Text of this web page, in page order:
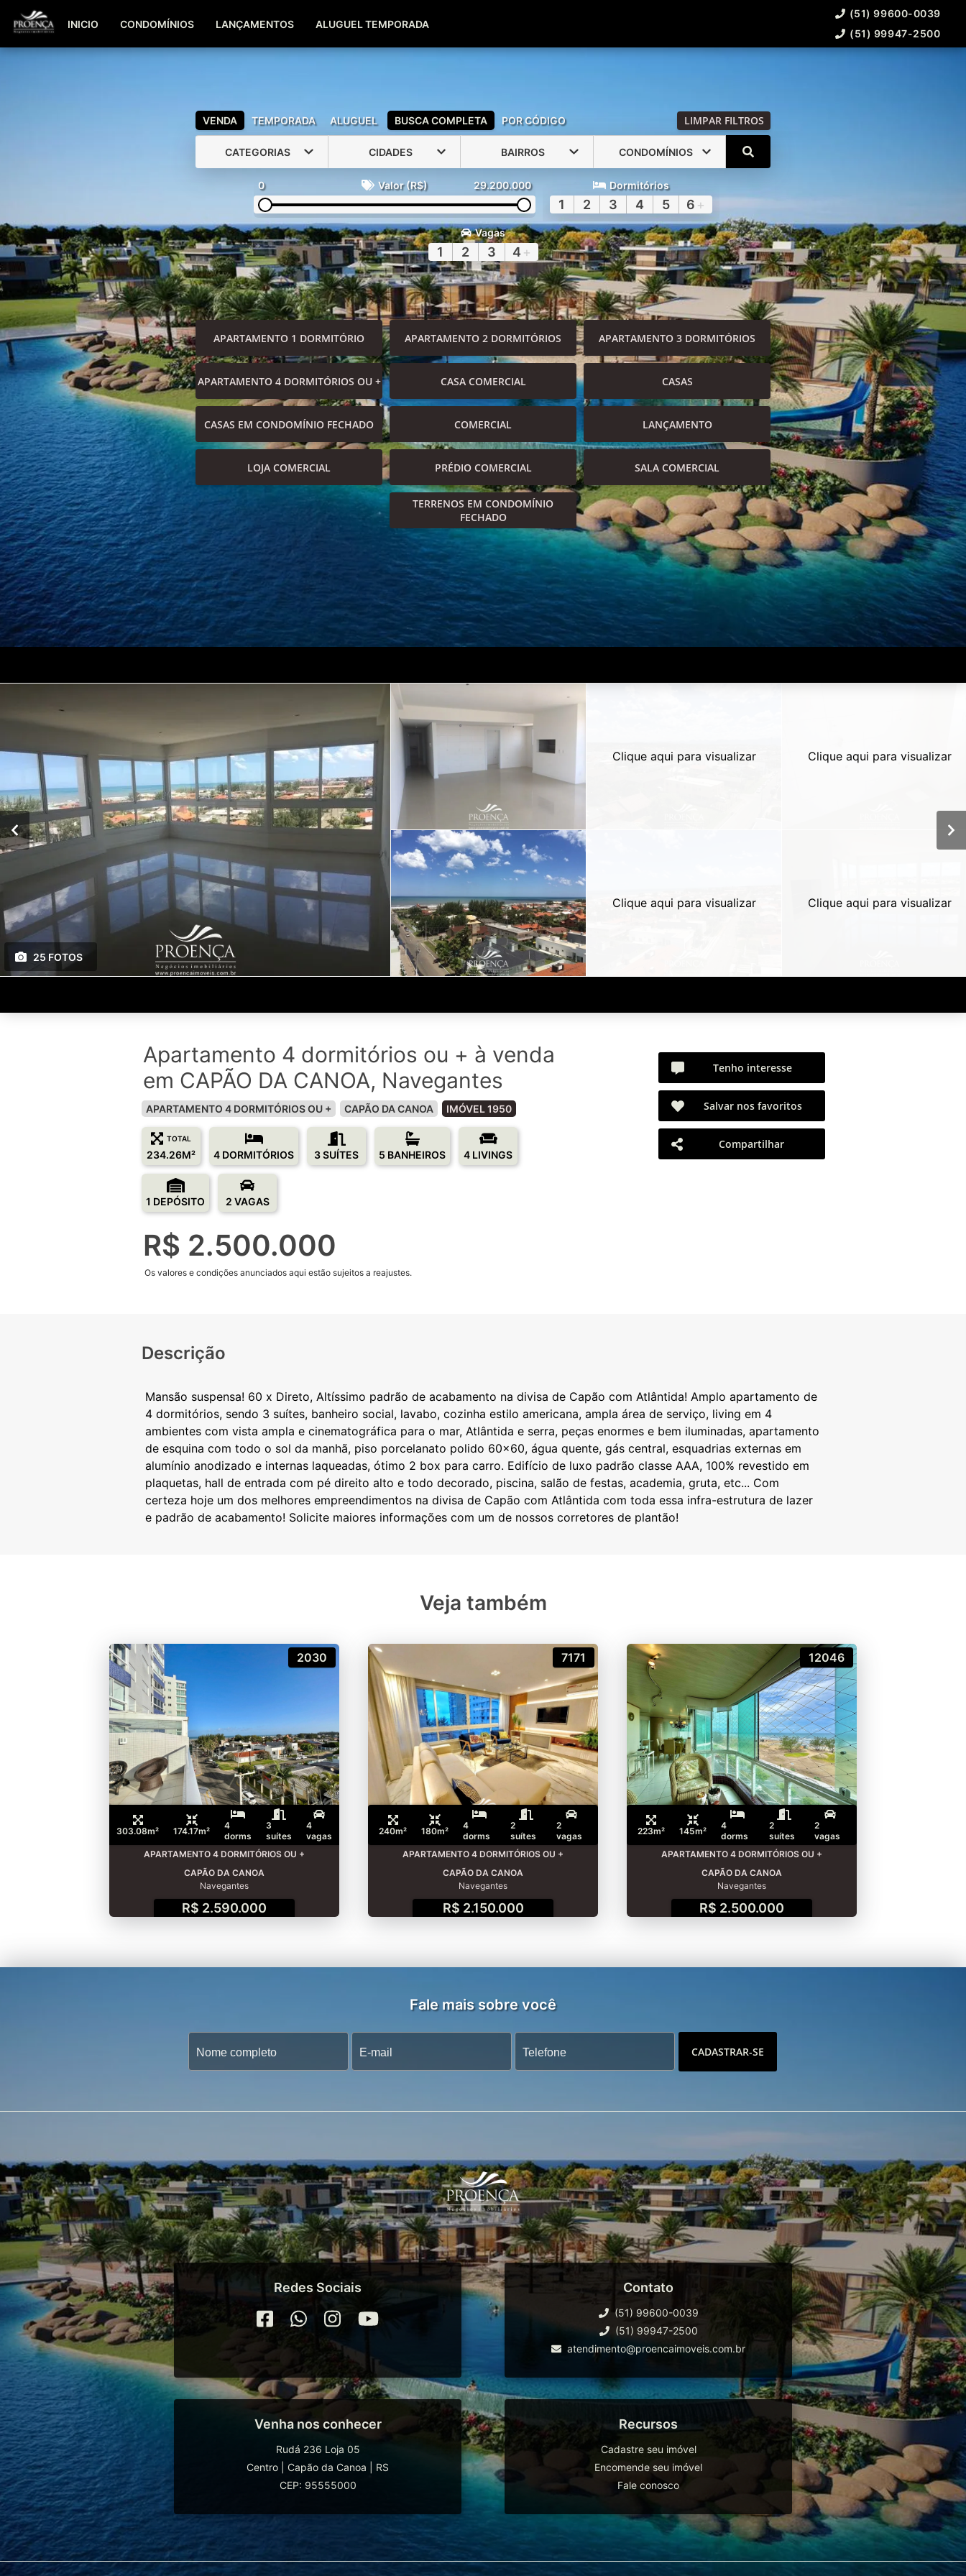
(51) 99600-0039
INICIO CONDOMÍNIOS LANÇAMENTOS ALUGUEL TEMPORADA
(51) 99600-0039
(51) 99947-2500
VENDA TEMPORADA ALUGUEL BUSCA COMPLETA POR CÓDIGO LIMPAR FILTROS
CATEGORIAS CIDADES BAIRROS CONDOMÍNIOS
0 Valor (R$) 29.200.000 Dormitórios
1 2 3 4 5 6 +
Vagas
1 2 3 4 +
APARTAMENTO 1 DORMITÓRIO APARTAMENTO 2 DORMITÓRIOS APARTAMENTO 3 DORMITÓRIOS
APARTAMENTO 4 DORMITÓRIOS OU + CASA COMERCIAL CASAS
CASAS EM CONDOMÍNIO FECHADO COMERCIAL LANÇAMENTO
LOJA COMERCIAL PRÉDIO COMERCIAL SALA COMERCIAL
TERRENOS EM CONDOMÍNIO
FECHADO
25 FOTOS
Clique aqui para visualizar
Clique aqui para visualizar
Clique aqui para visualizar
Clique aqui para visualizar
Apartamento 4 dormitórios ou + à venda
em CAPÃO DA CANOA, Navegantes
APARTAMENTO 4 DORMITÓRIOS OU + CAPÃO DA CANOA IMÓVEL 1950
TOTAL
234.26M² 4 DORMITÓRIOS 3 SUÍTES 5 BANHEIROS 4 LIVINGS
1 DEPÓSITO 2 VAGAS
R$ 2.500.000
Os valores e condições anunciados aqui estão sujeitos a reajustes.
Tenho interesse
Salvar nos favoritos
Compartilhar
Descrição
Mansão suspensa! 60 x Direto, Altíssimo padrão de acabamento na divisa de Capão com Atlântida! Amplo apartamento de
4 dormitórios, sendo 3 suítes, banheiro social, lavabo, cozinha estilo americana, ampla área de serviço, living em 4
ambientes com vista ampla e cinematográfica para o mar, Atlântida e serra, peças enormes e bem iluminadas, apartamento
de esquina com todo o sol da manhã, piso porcelanato polido 60x60, água quente, gás central, esquadrias externas em
alumínio anodizado e internas laqueadas, ótimo 2 box para carro. Edifício de luxo padrão classe AAA, 100% revestido em
plaquetas, hall de entrada com pé direito alto e todo decorado, piscina, salão de festas, academia, gruta, etc... Com
certeza hoje um dos melhores empreendimentos na divisa de Capão com Atlântida com toda essa infra-estrutura de lazer
Veja também
2030
303.08m² 174.17m²
4
dorms
3
suítes
4
vagas
APARTAMENTO 4 DORMITÓRIOS OU +
CAPÃO DA CANOA
Navegantes
R$ 2.590.000
7171
240m² 180m²
4
dorms
2
suítes
2
vagas
APARTAMENTO 4 DORMITÓRIOS OU +
CAPÃO DA CANOA
Navegantes
R$ 2.150.000
12046
223m² 145m²
4
dorms
2
suítes
2
vagas
APARTAMENTO 4 DORMITÓRIOS OU +
CAPÃO DA CANOA
Navegantes
R$ 2.500.000
Fale mais sobre você
CADASTRAR-SE
Redes Sociais Contato
(51) 99600-0039
(51) 99947-2500
atendimento@proencaimoveis.com.br
Venha nos conhecer
Rudá 236 Loja 05
Centro
Capão da Canoa
RS
CEP: 95555000
Recursos
Cadastre seu imóvel
Encomende seu imóvel
Fale conosco